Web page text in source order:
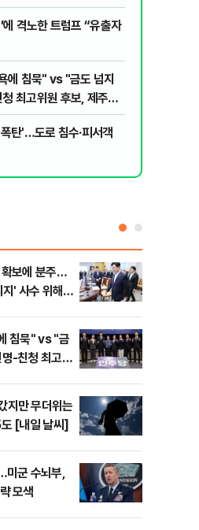
에 격노한 트럼프 “유출자
에 침묵" vs "금도 넘지
최고위원 후보, 제주서
탄'…도로 침수·피서객
보에 분주…
' 사수 위해
침묵" vs "금
-친청 최고위
지만 무더위는
[내일 날씨]
미군 수뇌부,
모색